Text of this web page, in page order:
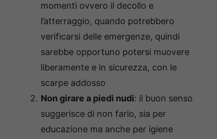
momenti ovvero il decollo e
l’atterraggio, quando potrebbero
verificarsi delle emergenze, quindi
sarebbe opportuno potersi muovere
liberamente e in sicurezza, con le
scarpe addosso
Non girare a piedi nudi: il buon senso
suggerisce di non farlo, sia per
educazione ma anche per igiene